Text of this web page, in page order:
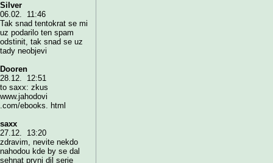
Silver
06.02. 11:46
Tak snad tentokrat se mi
uz podarilo ten spam
odstinit, tak snad se uz
tady neobjevi
Dooren
28.12. 12:51
to saxx: zkus
www.jahodovi
.com/ebooks. html
saxx
27.12. 13:20
zdravim, nevite nekdo
nahodou kde by se dal
sehnat prvni dil serie